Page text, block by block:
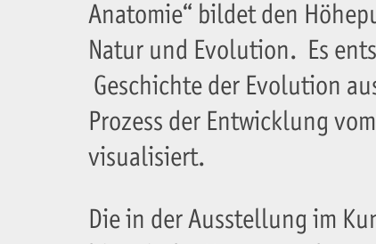
Anatomie“ bildet den
Natur und Evolution. Es
Geschichte der Evolution
Prozess der Entwicklung
visualisiert.
Die in der Ausstellung im